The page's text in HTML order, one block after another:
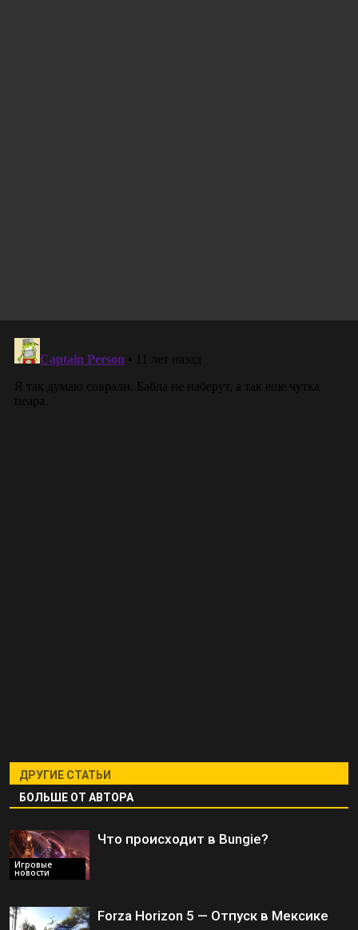
ДРУГИЕ СТАТЬИ
БОЛЬШЕ ОТ АВТОРА
Игровые
новости
Что происходит в Bungie?
Forza Horizon 5 — Отпуск в Мексике